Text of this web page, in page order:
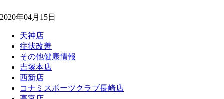
2020年04月15日
天神店
症状改善
その他健康情報
吉塚本店
西新店
コナミスポーツクラブ長崎店